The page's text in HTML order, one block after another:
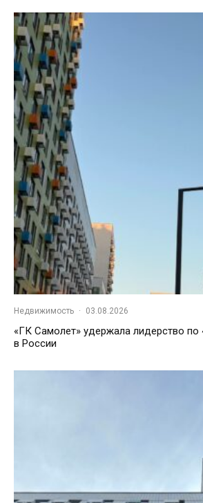
Недвижимость · 03.08.2026
«ГК Самолет» удержала лидерство по
в России